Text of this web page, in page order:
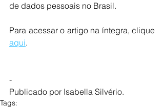
de dados pessoais no Brasil.
aqui.
-
Publicado por Isabella Silvério.
Tags: